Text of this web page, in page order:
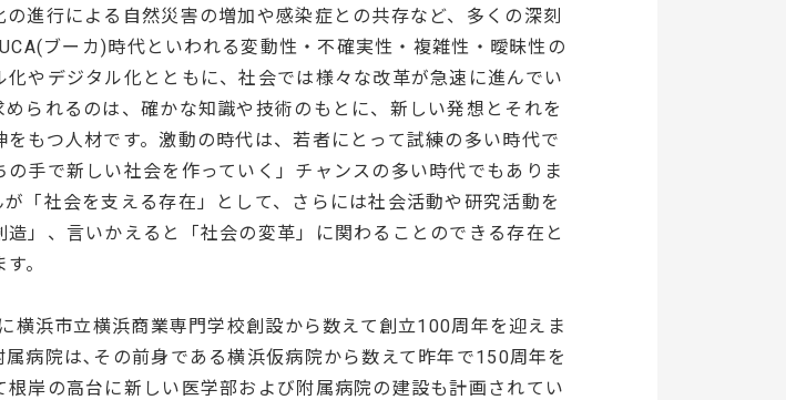
の進行による自然災害の増加や感染症との共存など、多くの深刻
ブーカ)時代といわれる変動性・不確実性・複雑性・曖昧性の
化やデジタル化とともに、社会では様々な改革が急速に進んでい
められるのは、確かな知識や技術のもとに、新しい発想とそれを
もつ人材です。激動の時代は、若者にとって試練の多い時代で
手で新しい社会を作っていく」チャンスの多い時代でもありま
「社会を支える存在」として、さらには社会活動や研究活動を
造」、言いかえると「社会の変革」に関わることのできる存在と
。
横浜市立横浜商業専門学校創設から数えて創立100周年を迎えま
病院は､その前身である横浜仮病院から数えて昨年で150周年を
根岸の高台に新しい医学部および附属病院の建設も計画されてい